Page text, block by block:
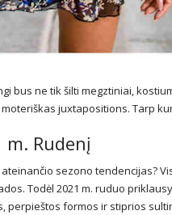
bus ne tik šilti megztiniai,
juxtapositions. Tarp
Rudenį
sezono tendencijas?
Todėl 2021 m. ruduo
perpieštos formos ir stiprios